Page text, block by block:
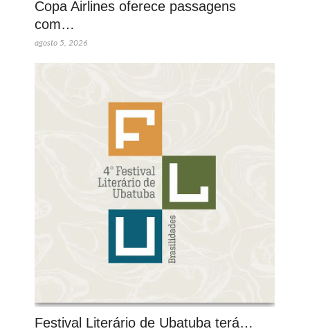
Copa Airlines oferece passagens
com…
agosto 5, 2026
Festival Literário de Ubatuba terá…